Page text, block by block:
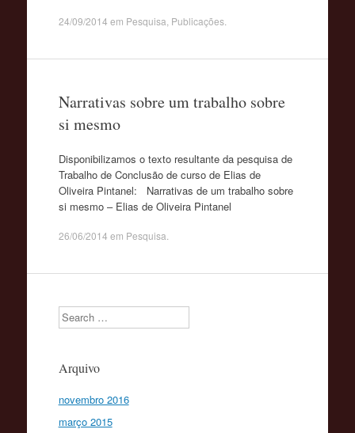
24/09/2014 em Pesquisa Publicações.
Narrativas sobre um trabalho sobre
si mesmo
Disponibilizamos o texto resultante da pesquisa de
Trabalho de Conclusão de curso de Elias de
Oliveira Pintanel: Narrativas de um trabalho sobre
si mesmo – Elias de Oliveira Pintanel
26/06/2014 em Pesquisa
Search
Arquivo
novembro 2016
março 2015